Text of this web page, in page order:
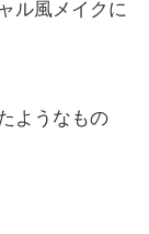
ル風メイクに
ようなもの